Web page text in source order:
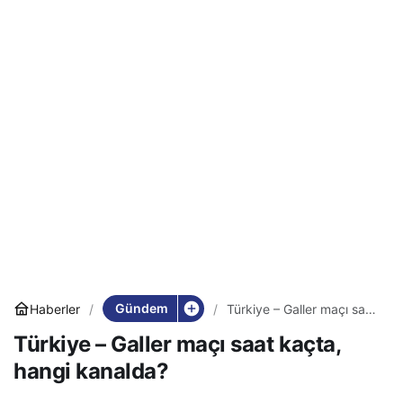
Haberler Gündem
Türkiye – Galler maçı saat
Türkiye – Galler maçı saat kaçta,
hangi kanalda?